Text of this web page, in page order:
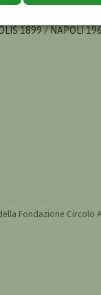
1899 / NAPOLI
Fondazione Circolo